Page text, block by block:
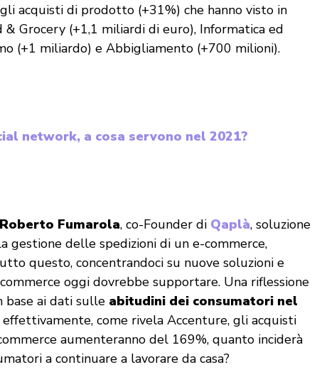
acquisti di prodotto (+31%) che hanno visto in
& Grocery (+1,1 miliardi di euro), Informatica ed
(+1 miliardo) e Abbigliamento (+700 milioni).
network, a cosa servono nel 2021?
Fumarola, co-Founder di Qaplà, soluzione
gestione delle spedizioni di un e-commerce,
questo, concentrandoci su nuove soluzioni e
oggi dovrebbe supportare. Una riflessione
base ai dati sulle abitudini dei consumatori nel
come rivela Accenture, gli acquisti
aumenteranno del 169%, quanto inciderà
a continuare a lavorare da casa?